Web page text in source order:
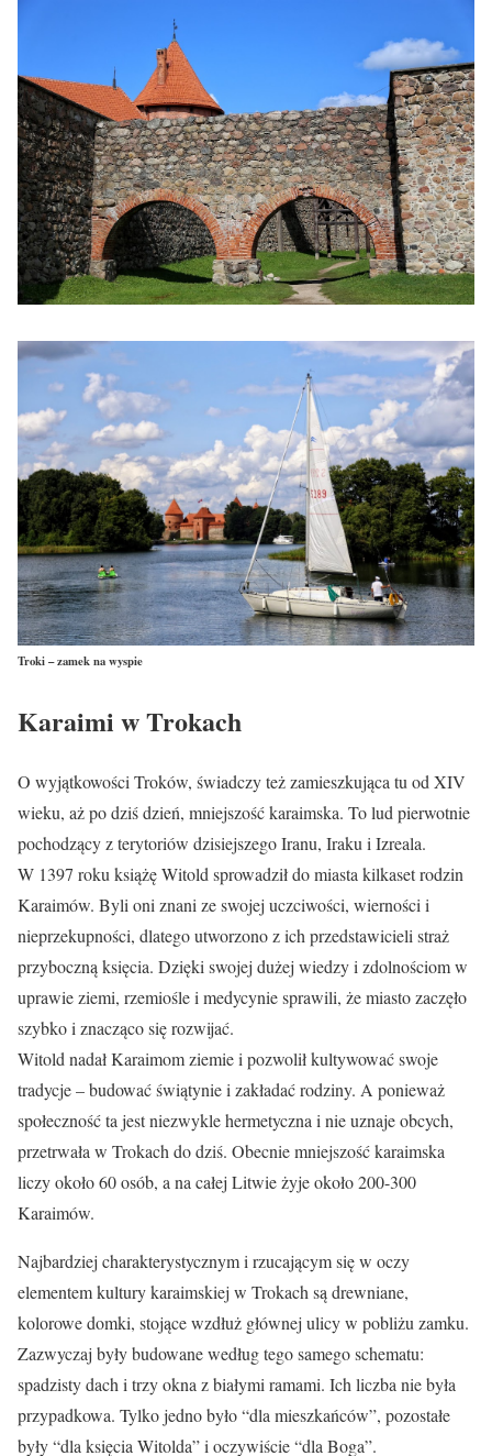
Troki – zamek na wyspie
Karaimi w Trokach
O wyjątkowości Troków, świadczy też zamieszkująca tu od XIV
wieku, aż po dziś dzień, mniejszość karaimska. To lud pierwotnie
pochodzący z terytoriów dzisiejszego Iranu, Iraku i Izreala.
W 1397 roku książę Witold sprowadził do miasta kilkaset rodzin
Karaimów. Byli oni znani ze swojej uczciwości, wierności i
nieprzekupności, dlatego utworzono z ich przedstawicieli straż
przyboczną księcia. Dzięki swojej dużej wiedzy i zdolnościom w
uprawie ziemi, rzemiośle i medycynie sprawili, że miasto zaczęło
szybko i znacząco się rozwijać.
Witold nadał Karaimom ziemie i pozwolił kultywować swoje
tradycje – budować świątynie i zakładać rodziny. A ponieważ
społeczność ta jest niezwykle hermetyczna i nie uznaje obcych,
przetrwała w Trokach do dziś. Obecnie mniejszość karaimska
liczy około 60 osób, a na całej Litwie żyje około 200-300
Karaimów.
Najbardziej charakterystycznym i rzucającym się w oczy
elementem kultury karaimskiej w Trokach są drewniane,
kolorowe domki, stojące wzdłuż głównej ulicy w pobliżu zamku.
Zazwyczaj były budowane według tego samego schematu:
spadzisty dach i trzy okna z białymi ramami. Ich liczba nie była
przypadkowa. Tylko jedno było “dla mieszkańców”, pozostałe
były “dla księcia Witolda” i oczywiście “dla Boga”.